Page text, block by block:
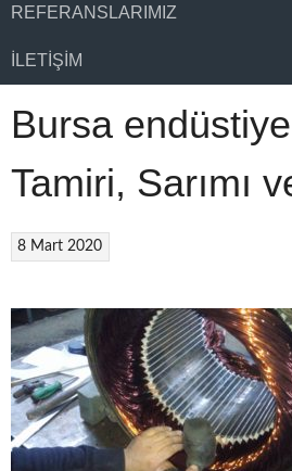
REFERANSLARIMIZ
İLETIŞIM
Bursa
Tamiri, Sarımı
8 Mart 2020